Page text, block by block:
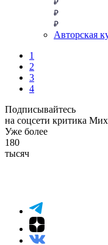
Авторская
1
2
3
4
Подписывайтесь
на соцсети критика
Уже более
180
тысяч